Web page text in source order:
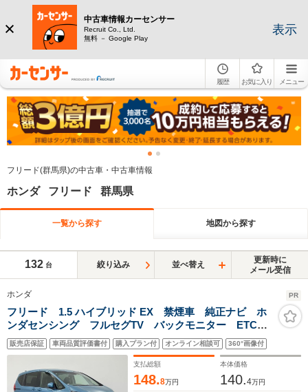
中古車情報カーセンサー
Recruit Co., Ltd.
無料 － Google Play
表示
履歴 お気に入り メニュー
フリード(群馬県)の中古車・中古車情報
ホンダ フリード 群馬県
一覧から探す 地図から探す
132 台 絞り込み 並べ替え
更新時に
メール受信
ホンダ PR
フリード 1.5 ハイブリッド EX 禁煙車 純正ナビ ホ
ンダセンシング フルセグTV バックモニター ETC
両側パワースライドドア LEDヘッドライト レーンキ
ープアシスト 純正ホロアマット 純正アルミホイー
販売店保証 車両品質評価書付 購入プラン付 オンライン相談可 360°画像付
支払総額
148.8万円
本体価格
140.4万円